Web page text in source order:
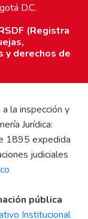
D.C.
(Registra
y derechos de
la inspección y
Jurídica:
1895 expedida
judiciales
pública
Institucional